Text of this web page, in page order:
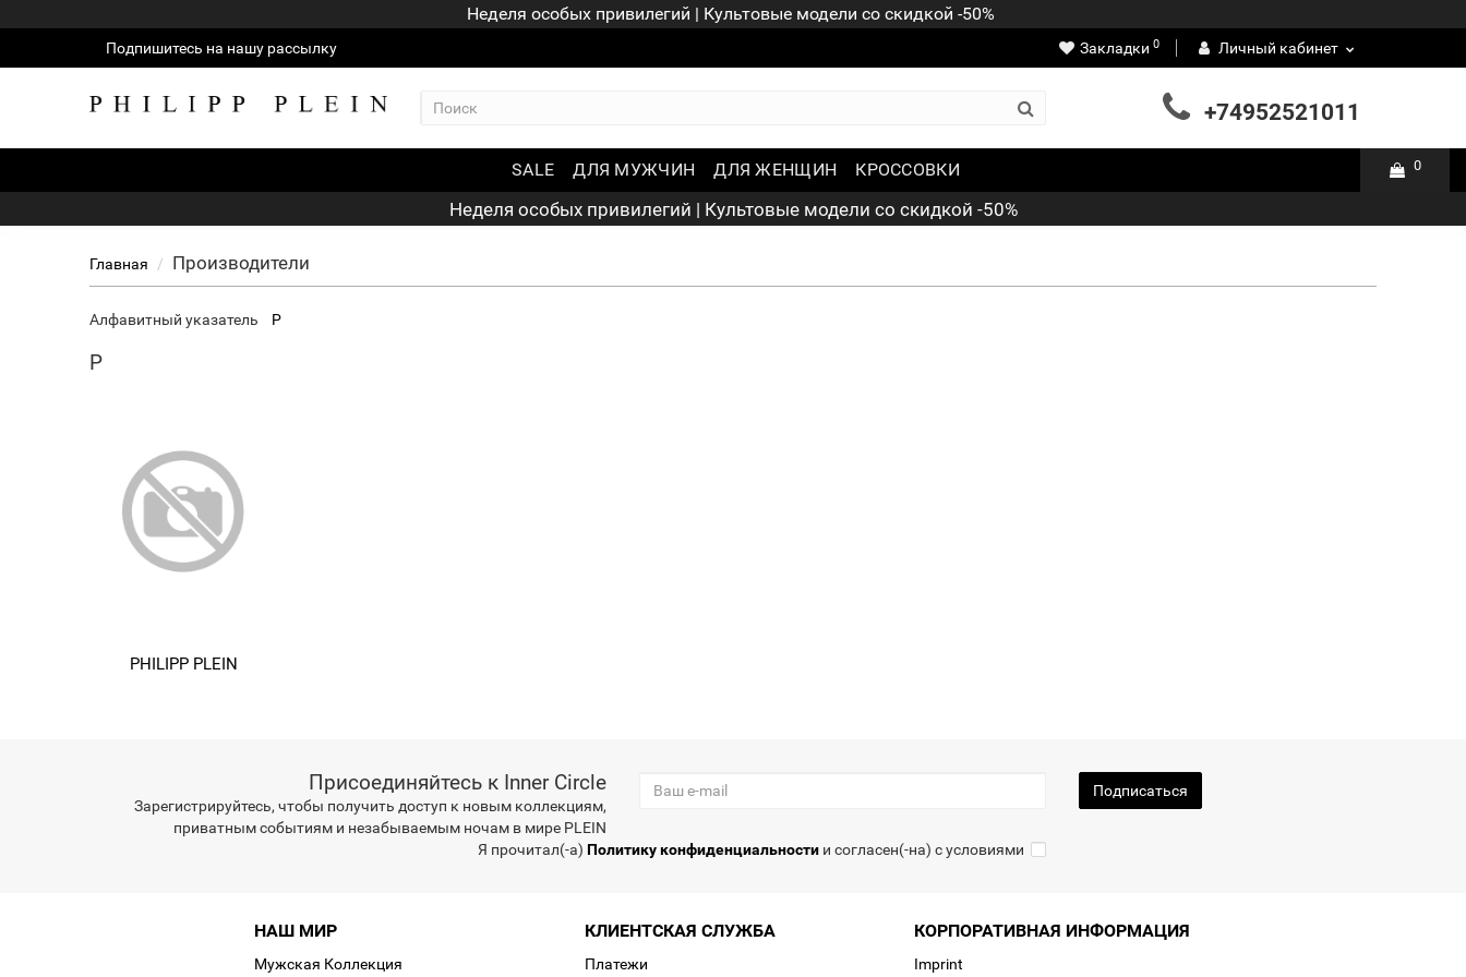
Неделя особых привилегий | Культовые модели со скидкой -50%
Подпишитесь на нашу рассылку Закладки 0 Личный кабинет
+74952521011
ДЛЯ МУЖЧИН ДЛЯ ЖЕНЩИН КРОССОВКИ
SALE 0
Неделя особых привилегий | Культовые модели со скидкой -50%
Главная Производители
Алфавитный указатель P
P
PHILIPP PLEIN
Присоединяйтесь к Inner Circle
Зарегистрируйтесь, чтобы получить доступ к новым коллекциям,
приватным событиям и незабываемым ночам в мире PLEIN
Подписаться
Я прочитал(-а)Политику конфиденциальности и согласен(-на) с условиями
НАШ МИР
Мужская Коллекция
КЛИЕНТСКАЯ СЛУЖБА
Платежи
КОРПОРАТИВНАЯ ИНФОРМАЦИЯ
Imprint